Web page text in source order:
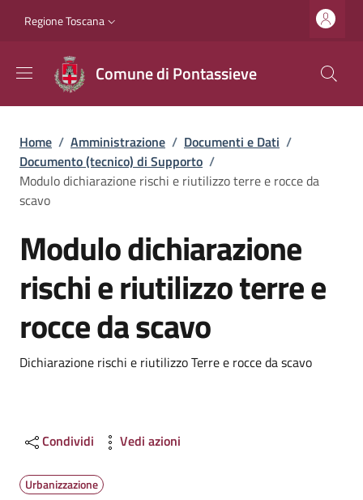
Slim top
Regione Toscana
Comune di Pontassieve
Briciole di pane
Home / Amministrazione / Documenti e Dati /
Documento (tecnico) di Supporto /
Modulo dichiarazione rischi e riutilizzo terre e rocce da
scavo
Modulo dichiarazione
rischi e riutilizzo terre e
rocce da scavo
Dettagli
Dichiarazione rischi e riutilizzo Terre e rocce da scavo
Condividi Vedi azioni
Urbanizzazione